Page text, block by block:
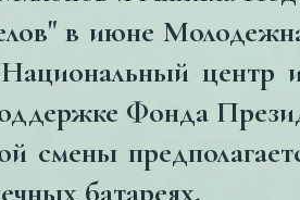
в июне
центр
Фонда
смены
батареях.